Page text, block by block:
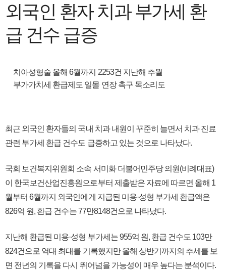
외국인 환자 치과 부가세 환
급 건수 급증
치아성형술 올해 6월까지 2253건 지난해 추월
부가가치세 환급제도 일몰 연장 촉구 목소리도
최근 외국인 환자들의 국내 치과 내원이 꾸준히 늘면서 치과 진료
관련 부가세 환급 건수도 급증하고 있는 것으로 나타났다.
국회 보건복지위원회 소속 서미화 더불어민주당 의원(비례대표)
이 한국보건산업진흥원으로부터 제출받은 자료에 따르면 올해 1
월부터 6월까지 외국인에게 지급된 미용·성형 부가세 환급액은
826억 원, 환급 건수는 77만8148건으로 나타났다.
지난해 환급된 미용·성형 부가세는 955억 원, 환급 건수도 103만
824건으로 역대 최대를 기록했지만 올해 상반기까지의 추세를 보
면 전년의 기록을 다시 뛰어넘을 가능성이 매우 높다는 분석이다.